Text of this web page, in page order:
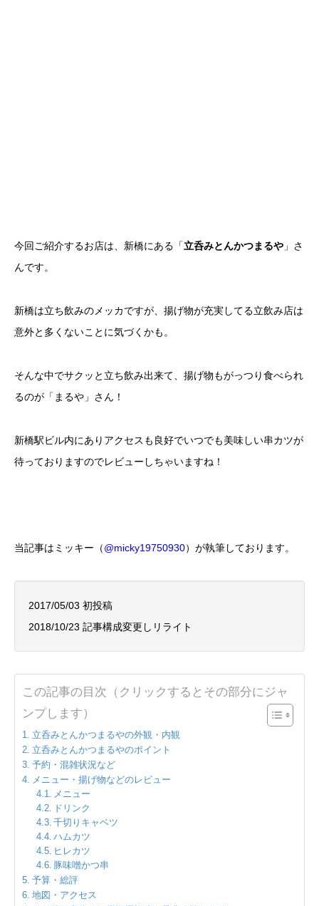
今回ご紹介するお店は、新橋にある「立呑みとんかつまるや 」さ
んです。
新橋は立ち飲みのメッカですが、揚げ物が充実してる立飲み店は
意外と多くないことに気づくかも。
そんな中でサクッと立ち飲み出来て、揚げ物もがっつり食べられ
るのが「まるや」さん！
新橋駅ビル内にありアクセスも良好でいつでも美味しい串カツが
待っておりますのでレビューしちゃいますね！
当記事はミッキー（@micky19750930）が執筆しております。
2017/05/03 初投稿
2018/10/23 記事構成変更しリライト
この記事の目次（クリックするとその部分にジャ
ンプします）
立呑みとんかつまるやの外観・内観
立呑みとんかつまるやのポイント
予約・混雑状況など
メニュー・揚げ物などのレビュー
メニュー
ドリンク
千切りキャベツ
ハムカツ
ヒレカツ
豚味噌かつ串
予算・総評
地図・アクセス